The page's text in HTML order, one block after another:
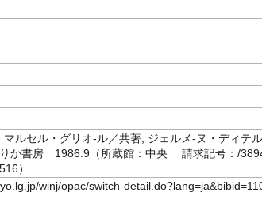
ルセル・グリオ-ル／共著, ジェルメ-ヌ・ディテル
か書房 1986.9（所蔵館：中央 請求記号：/
）
winj/opac/switch-